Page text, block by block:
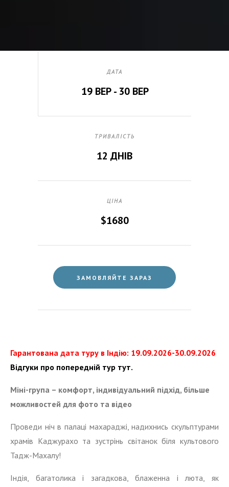
ДАТА
19 ВЕР - 30 ВЕР
ТРИВАЛІСТЬ
12 ДНІВ
ЦІНА
$1680
ЗАМОВЛЯЙТЕ ЗАРАЗ
Гарантована дата туру в Індію: 19.09.2026-30.09.2026
Відгуки про попередній тур тут.
Міні-група – комфорт, індивідуальний підхід, більше
можливостей для фото та відео
Проведи ніч в палаці махараджі, надихнись скульптурами
храмів Каджурахо та зустрінь світанок біля культового
Тадж-Махалу!
Індія, багатолика і загадкова, блаженна і люта, як